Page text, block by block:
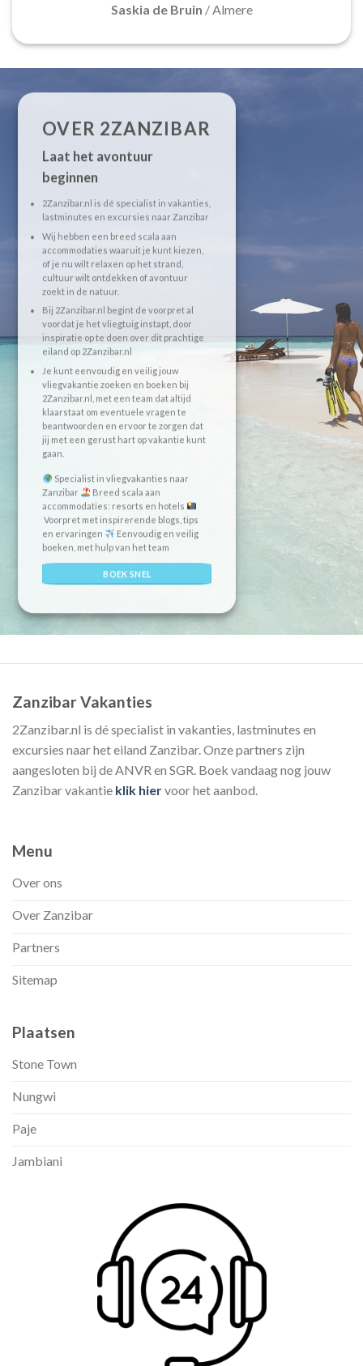
Saskia de Bruin / Almere
OVER 2ZANZIBAR
Laat het avontuur
beginnen
2Zanzibar.nl is dé specialist in vakanties,
lastminutes en excursies naar Zanzibar
Wij hebben een breed scala aan
accommodaties waaruit je kunt kiezen,
of je nu wilt relaxen op het strand,
cultuur wilt ontdekken of avontuur
zoekt in de natuur.
Bij 2Zanzibar.nl begint de voorpret al
voordat je het vliegtuig instapt, door
inspiratie op te doen over dit prachtige
eiland op 2Zanzibar.nl
Je kunt eenvoudig en veilig jouw
vliegvakantie zoeken en boeken bij
2Zanzibar.nl, met een team dat altijd
klaarstaat om eventuele vragen te
beantwoorden en ervoor te zorgen dat
jij met een gerust hart op vakantie kunt
gaan.
Specialist in vliegvakanties naar
Zanzibar
Breed scala aan
accommodaties: resorts en hotels
Voorpret met inspirerende blogs, tips
en ervaringen
Eenvoudig en veilig
boeken, met hulp van het team
BOEK SNEL
Zanzibar Vakanties
2Zanzibar.nl is dé specialist in vakanties, lastminutes en
excursies naar het eiland Zanzibar. Onze partners zijn
aangesloten bij de ANVR en SGR. Boek vandaag nog jouw
Zanzibar vakantie klik hiervoor het aanbod.
Menu
Over ons
Over Zanzibar
Partners
Sitemap
Plaatsen
Stone Town
Nungwi
Paje
Jambiani